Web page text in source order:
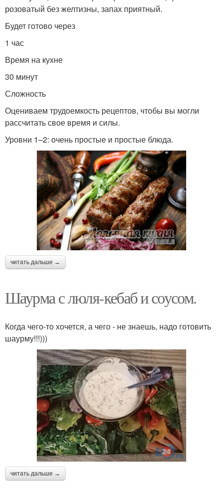
розоватый без желтизны, запах приятный.
Будет готово через
1 час
Время на кухне
30 минут
Сложность
Оцениваем трудоемкость рецептов, чтобы вы могли
рассчитать свое время и силы.
Уровни 1–2: очень простые и простые блюда.
читать дальше →
Шаурма с люля-кебаб и соусом.
Когда чего-то хочется, а чего - не знаешь, надо готовить
шаурму!!!)))
читать дальше →